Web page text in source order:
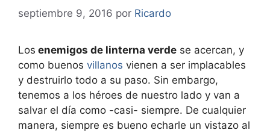
septiembre 9, 2016 por Ricardo
Los enemigos de linterna verde se acercan, y
como buenos villanos vienen a ser implacables
y destruirlo todo a su paso. Sin embargo,
tenemos a los héroes de nuestro lado y van a
salvar el día como -casi- siempre. De cualquier
manera, siempre es bueno echarle un vistazo al